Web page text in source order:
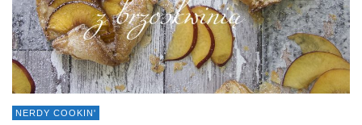
NERDY COOKIN'